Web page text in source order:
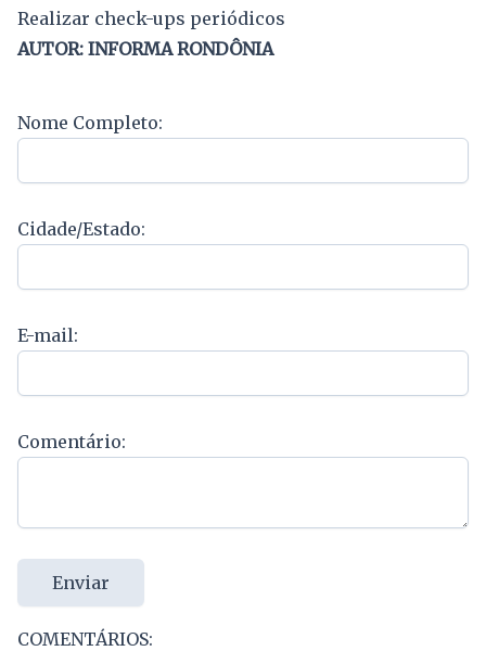
Realizar check-ups periódicos
AUTOR: INFORMA RONDÔNIA
Nome Completo:
Cidade/Estado:
E-mail:
Comentário:
Enviar
COMENTÁRIOS: